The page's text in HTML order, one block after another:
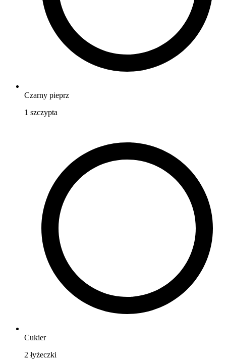
Czarny pieprz
1 szczypta
Cukier
2 łyżeczki